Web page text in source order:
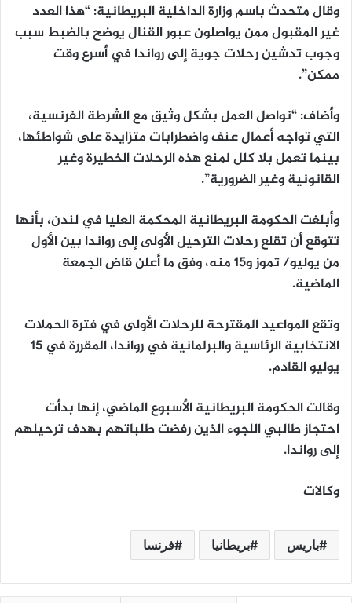
وقال متحدث باسم وزارة الداخلية البريطانية: “هذا العدد
غير المقبول ممن يواصلون عبور القنال يوضح بالضبط سبب
وجوب تدشين رحلات جوية إلى رواندا في أسرع وقت
ممكن”.
وأضاف: “نواصل العمل بشكل وثيق مع الشرطة الفرنسية،
التي تواجه أعمال عنف واضطرابات متزايدة على شواطئها،
بينما تعمل بلا كلل لمنع هذه الرحلات الخطيرة وغير
القانونية وغير الضرورية”.
وأبلغت الحكومة البريطانية المحكمة العليا في لندن، بأنها
تتوقع أن تقلع رحلات الترحيل الأولى إلى رواندا بين الأول
من يوليو/ تموز و15 منه، وفق ما أعلن قاض الجمعة
الماضية.
وتقع المواعيد المقترحة للرحلات الأولى في فترة الحملات
الانتخابية الرئاسية والبرلمانية في رواندا، المقررة في 15
يوليو القادم.
وقالت الحكومة البريطانية الأسبوع الماضي، إنها بدأت
احتجاز طالبي اللجوء الذين رفضت طلباتهم بهدف ترحيلهم
إلى رواندا.
وكالات
باريس بريطانيا فرنسا